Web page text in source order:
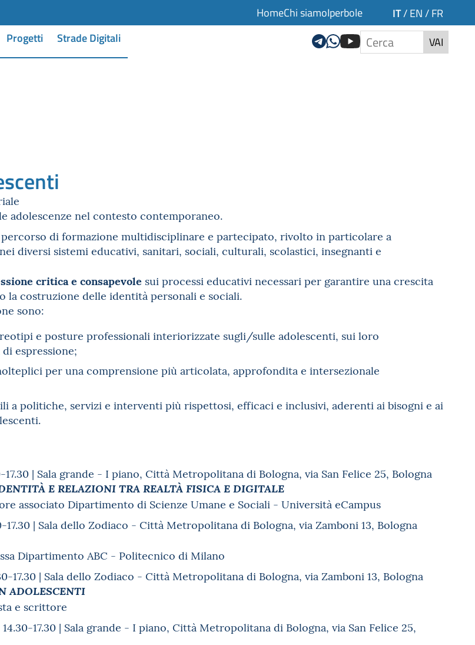
HomeChi siamoIperbole IT/ EN / FR
Progetti Strade Digitali VAI
adolescenze nel contesto contemporaneo.
di formazione multidisciplinare e partecipato, rivolto in particolare a
diversi sistemi educativi, sanitari, sociali, culturali, scolastici, insegnanti e
critica e consapevole sui processi educativi necessari per garantire una crescita
la costruzione delle identità personali e sociali.
sono:
e posture professionali interiorizzate sugli/sulle adolescenti, sui loro
espressione;
per una comprensione più articolata, approfondita e intersezionale
a politiche, servizi e interventi più rispettosi, efficaci e inclusivi, aderenti ai bisogni e ai
17.30 | Sala grande - I piano, Città Metropolitana di Bologna, via San Felice 25, Bologna
E RELAZIONI TRA REALTÀ FISICA E DIGITALE
associato Dipartimento di Scienze Umane e Sociali - Università eCampus
17.30 | Sala dello Zodiaco - Città Metropolitana di Bologna, via Zamboni 13, Bologna
Dipartimento ABC - Politecnico di Milano
17.30 | Sala dello Zodiaco - Città Metropolitana di Bologna, via Zamboni 13, Bologna
ADOLESCENTI
e scrittore
17.30 | Sala grande - I piano, Città Metropolitana di Bologna, via San Felice 25,